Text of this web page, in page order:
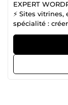
EXPERT
⚡ Sites
spécialité :
visiteurs en
qui dorment.
conception de
intégration,
85+ minimum,